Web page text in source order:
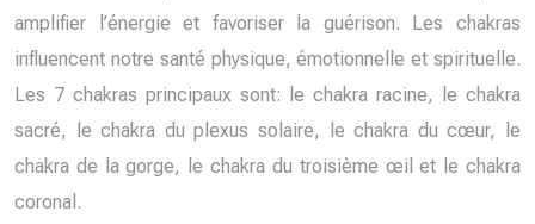
amplifier l’énergie et favoriser la guérison. Les chakras
influencent notre santé physique, émotionnelle et spirituelle.
Les 7 chakras principaux sont: le chakra racine, le chakra
sacré, le chakra du plexus solaire, le chakra du cœur, le
chakra de la gorge, le chakra du troisième œil et le chakra
coronal.